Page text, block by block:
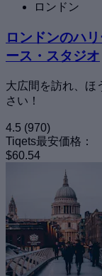
ロンドン
ロンドンのハ
ース・スタジオ
大広間を訪れ、ほ
さい！
4.5 (970)
Tiqets最安価格：
$60.54